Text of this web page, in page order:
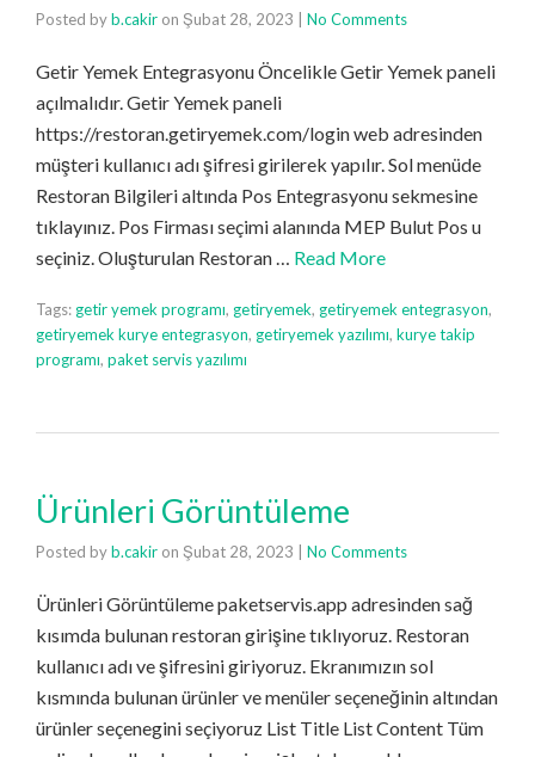
Posted byb.cakir on Şubat 28, 2023 No Comments
Getir Yemek Entegrasyonu Öncelikle Getir Yemek paneli
açılmalıdır. Getir Yemek paneli
https://restoran.getiryemek.com/login web adresinden
müşteri kullanıcı adı şifresi girilerek yapılır. Sol menüde
Restoran Bilgileri altında Pos Entegrasyonu sekmesine
tıklayınız. Pos Firması seçimi alanında MEP Bulut Pos u
seçiniz. Oluşturulan Restoran … Read More
Tags: getir yemek programı, getiryemek, getiryemek entegrasyon,
getiryemek kurye entegrasyon, getiryemek yazılımı, kurye takip
programı, paket servis yazılımı
Ürünleri Görüntüleme
Posted byb.cakir on Şubat 28, 2023 No Comments
Ürünleri Görüntüleme paketservis.app adresinden sağ
kısımda bulunan restoran girişine tıklıyoruz. Restoran
kullanıcı adı ve şifresini giriyoruz. Ekranımızın sol
kısmında bulunan ürünler ve menüler seçeneğinin altından
ürünler seçenegini seçiyoruz List Title List Content Tüm